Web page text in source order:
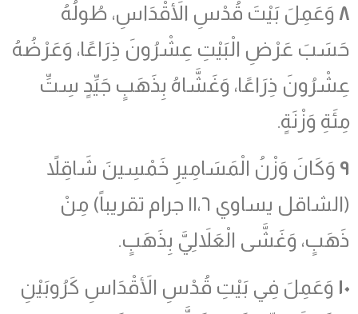
٨ وَعَمِلَ بَيْتَ قُدْسِ الأَقْدَاسِ، طُولُهُ
حَسَبَ عَرْضِ الْبَيْتِ عِشْرُونَ ذِرَاعًا، وَعَرْضُهُ
عِشْرُونَ ذِرَاعًا، وَغَشَّاهُ بِذَهَبٍ جَيِّدٍ سِتِّ
مِئَةِ وَزْنَةٍ.
٩ وَكَانَ وَزْنُ الْمَسَامِيرِ خَمْسِينَ شَاقِلاً
(الشاقل يساوي ١١،٦ جرام تقريباً) مِنْ
ذَهَبٍ، وَغَشَّى الْعَلاَلِيَّ بِذَهَبٍ.
١٠ وَعَمِلَ فِي بَيْتِ قُدْسِ الأَقْدَاسِ كَرُوبَيْنِ